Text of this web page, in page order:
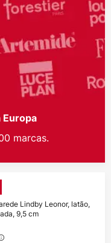
Europa
marcas.
Lindby Leonor, latão,
9,5 cm